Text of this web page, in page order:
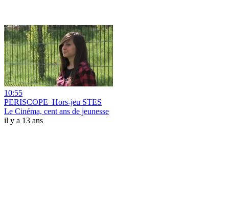
10:55
PERISCOPE_Hors-jeu STES
Le Cinéma, cent ans de jeunesse
il y a 13 ans